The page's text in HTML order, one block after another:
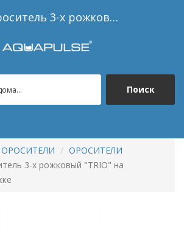
Поиск
ОРОСИТЕЛИ
3-х рожковый "TRIO" на
AP 3008 Ороситель 3-х рожковый "TRIO" на пластиковой ножке